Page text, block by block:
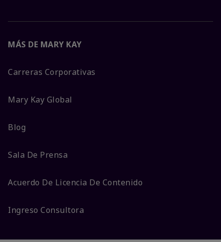
MÁS DE MARY KAY
Carreras Corporativas
Mary Kay Global
Blog
Sala De Prensa
Acuerdo De Licencia De Contenido
Ingreso Consultora